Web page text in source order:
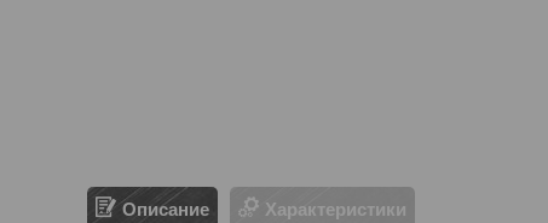
Описание Характеристики